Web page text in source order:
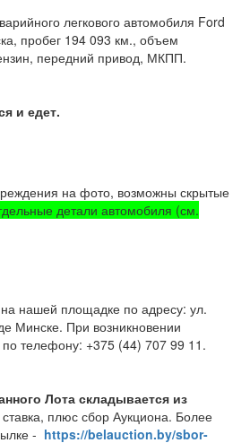
легкового автомобиля Ford
пробег 194 093 км., объем
передний привод, МКПП.
и едет.
на фото, возможны скрытые
детали автомобиля (см.
нашей площадке по адресу: ул.
Минске. При возникновении
телефону: +375 (44) 707 99 11.
Лота складывается из
плюс сбор Аукциона. Более
- https://belauction.by/sbor-